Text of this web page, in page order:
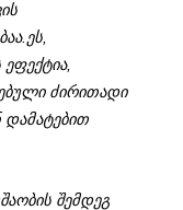
ძირითადი
დამატებით
შემდეგ